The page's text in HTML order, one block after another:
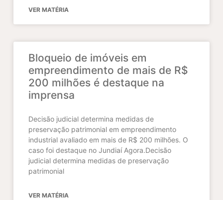
VER MATÉRIA
Bloqueio de imóveis em
empreendimento de mais de R$
200 milhões é destaque na
imprensa
Decisão judicial determina medidas de
preservação patrimonial em empreendimento
industrial avaliado em mais de R$ 200 milhões. O
caso foi destaque no Jundiaí Agora.Decisão
judicial determina medidas de preservação
patrimonial
VER MATÉRIA